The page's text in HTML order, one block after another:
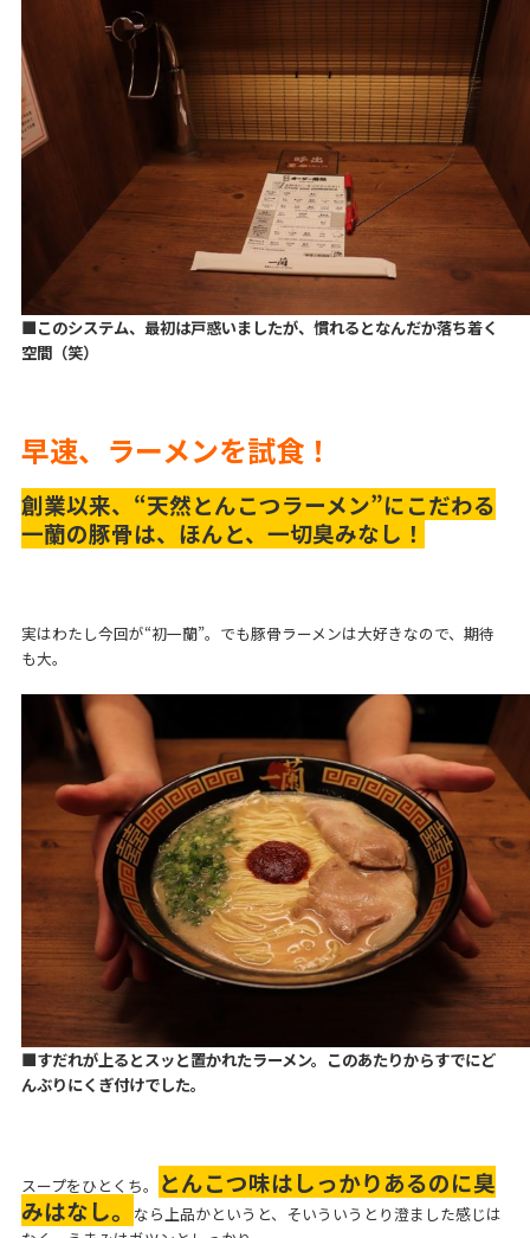
■このシステム、最初は戸惑いましたが、慣れるとなんだか落ち着く
空間（笑）
早速、ラーメンを試食！
創業以来、“天然とんこつラーメン”にこだわる
一蘭の豚骨は、ほんと、一切臭みなし！
実はわたし今回が“初一蘭”。でも豚骨ラーメンは大好きなので、期待
も大。
■すだれが上るとスッと置かれたラーメン。このあたりからすでにど
んぶりにくぎ付けでした。
スープをひとくち。
とんこつ味はしっかりあるのに臭
みはなし。
なら上品かというと、そいういうとり澄ました感じは